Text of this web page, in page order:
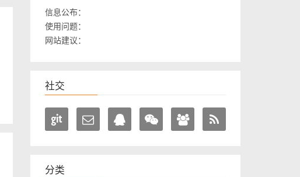
信息公布：
使用问题：
网站建议：
社交
分类